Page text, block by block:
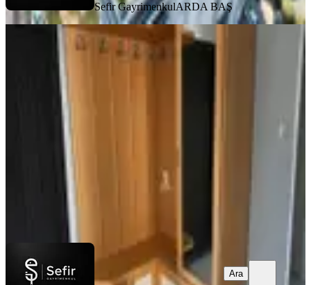
Sefir GayrimenkulARDA BAŞ
Alanya Cikcilli'de Kiralık 2+1 Ayrı
Mutfak Eşyalı Daire
Sefir Gayrimenkul
Ara